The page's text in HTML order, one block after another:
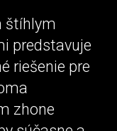
štíhlym
predstavuje
riešenie pre
zhone